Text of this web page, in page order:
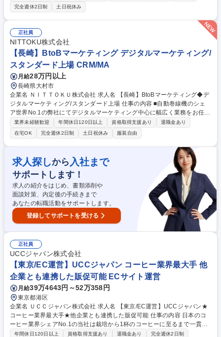
トの伴走支援を受けながら、将来的な内製化に向けた基盤構築をお任せ。
■ガス・電気の新規獲得（CVR・CV数向上）を目的としたSEO戦略の立
案・実行 ■AIO / GEO を見据えた最新の検索アルゴリズム研究と、それに
適応したコンテンツ企画・情報設計 ■UI/UX改善、テクニカルSEO対策、
コンテンツマーケティングのディレクション ■アクセス解析ツール（GA4,
Search Console等）を用いたデータ分析および改善施策のPDCAサイクル
運用 将来的には、次世代検索マーケティングの内製化を目指しています。
募集職種 【SEOスペシャリスト】東京ガス連携PJTコアメンバー/年休127
日/リモート可
完全週休2日制
土日祝休み
正社員
NITTOKU株式会社
【長崎】BtoBマーケティング デジタルマーケティング/
スタンダード上場 CRM/MA
月給28万円以上
長崎県大村市
企業名 ＮＩＴＴＯＫＵ株式会社 求人名 【長崎】BtoBマーケティング◆デ
ジタルマーケティング/スタンダード上場 仕事の内容 ■自動巻線機のシェ
ア世界No.1の弊社にてデジタルマーケティング中心に幅広く業務をお任せ
します。 【具体的には】※ご経験に合わせてサポートしますのでご安心く
ださい ■マーケティング戦略立案：製造業向けFA設備の市場分析や顧客セ
グメントに応じたマーケティング施策の策定 ■デジタルマーケティング：
WEBサイト、SEO、SEM、LinkedIn、SNS運用 ■コンテンツマーケティ
ング：技術資料の企画・制作や展示会・ウェビナーの企画・運営 ■営業支
援：マーケティングインサイト提供 ■プロジェクト推進 など 募集職種
【長崎】BtoBマーケティング◆デジタルマーケティング/スタンダード上
場
業界未経験歓迎 年間休日120日以上 資格取得支援あり
退職金あり
在宅OK
完全週休2日制 土日祝休み 服装自由
求人探しから 入社まで
サポートします！
求人の紹介をはじめ、書類添削や
面談対策、内定後の手続きまで
あなたの転職活動をサポートします。
登録してサポートを受ける
正社員
UCCジャパン株式会社
【東京/EC運営】UCCジャパン コーヒー業界最大手 他
企業とも連携した販促可能 ECサイト運営
月給39万4643円～52万358円
東京都港区
企業名 ＵＣＣジャパン株式会社 求人名 【東京/EC運営】UCCジャパン★
コーヒー業界最大手★他企業とも連携した販促可能 仕事の内容 日本のコ
ーヒー業界シェアNo.1の当社は栽培から1杯のコーヒーに至るまで一貫し
た事業をグローバルに展開。そんな当社にて公式オンラインストアの自社
年間休日120日以上 資格取得支援あり 退職金あり
完全週休2日制